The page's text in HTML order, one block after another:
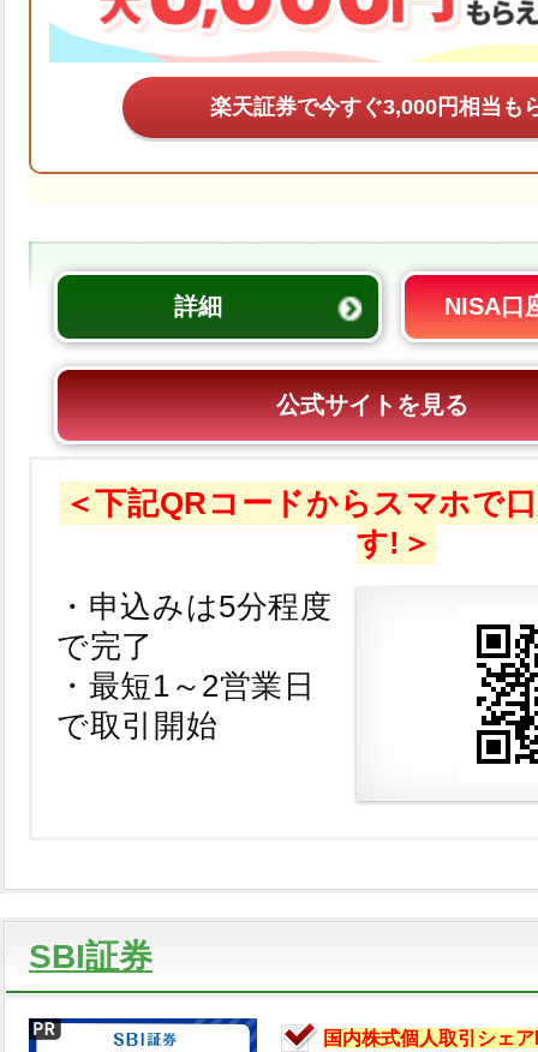
楽天証券で今すぐ も
詳細 NISA口
公式サイトを見る
＜下記QRコードからスマホで
す!＞
・申込みは5分程度
で完了
・最短1～2営業日
で取引開始
SBI証券
国内株式個人取引シェ